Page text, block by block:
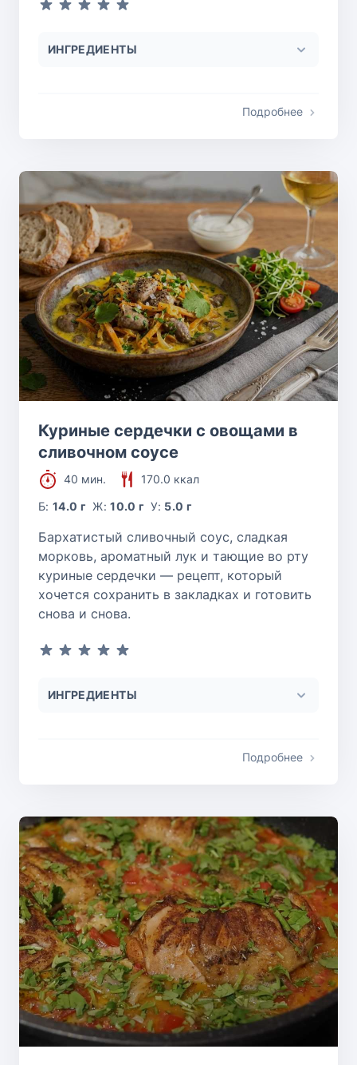
ИНГРЕДИЕНТЫ
Подробнее
Куриные сердечки с овощами в
сливочном соусе
40 мин.
170.0 ккал
Б:14.0 г Ж:10.0 г У: 5.0 г
Бархатистый сливочный соус, сладкая
морковь, ароматный лук и тающие во рту
куриные сердечки — рецепт, который
хочется сохранить в закладках и готовить
снова и снова.
ИНГРЕДИЕНТЫ
Подробнее